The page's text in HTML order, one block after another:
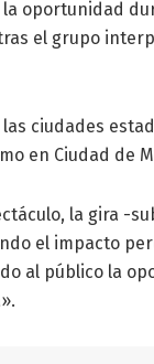
oportunidad
el grupo
ciudades
en Ciudad de
la gira -
el impacto
al público la